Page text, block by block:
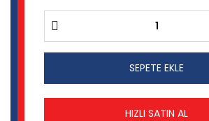
SEPETE EKLE
HIZLI SATIN AL